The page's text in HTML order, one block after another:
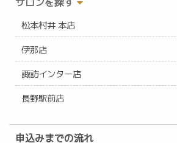
松本村井 本店
伊那店
諏訪インター店
長野駅前店
申込みまでの流れ